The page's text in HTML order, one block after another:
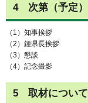
4 次第（予定）
（1）知事挨拶
（2）鍾県長挨拶
（3）懇談
（4）記念撮影
5 取材について